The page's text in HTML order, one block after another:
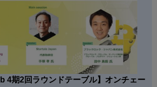
4期2回ラウンドテーブル】オンチェー